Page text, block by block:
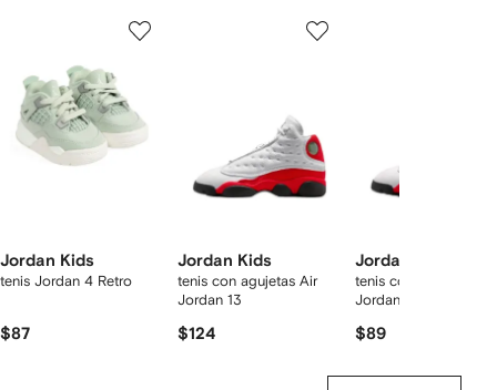
Jordan Kids
tenis Jordan 4 Retro
$87
Jordan Kids
tenis con agujetas Air
Jordan 13
$124
Jordan Kids
tenis con agujetas Air
Jordan 13
$89